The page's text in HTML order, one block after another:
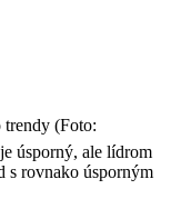
(Foto:
úsporný, ale lídrom
s rovnako úsporným